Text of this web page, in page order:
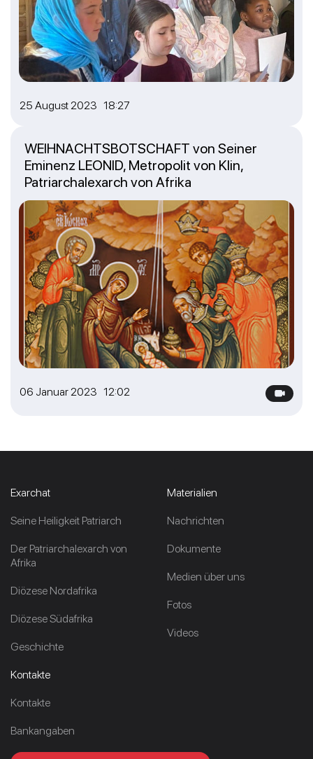
25 August 2023 18:27
06 Januar 2023 12:02
WEIHNACHTSBOTSCHAFT von Seiner
Eminenz LEONID, Metropolit von Klin,
Patriarchalexarch von Afrika
Exarchat
Seine Heiligkeit Patriarch
Der Patriarchalexarch von
Afrika
Diözese Nordafrika
Diözese Südafrika
Geschichte
Materialien
Nachrichten
Dokumente
Medien über uns
Fotos
Videos
Kontakte
Kontakte
Bankangaben